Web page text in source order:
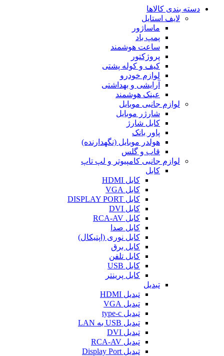
دسته بندی کالاها
لایف استایل
ماساژور
پمپ باد
ساعت هوشمند
پروژکتور
کیف و کوله پشتی
لوازم خودرو
آرایشی و بهداشتی
عینک هوشمند
لوازم جانبی موبایل
شارژر موبایل
کابل شارژ
پاور بانک
هولدر موبایل (نگهدارنده)
قاب و گلس
لوازم جانبی کامپیوتر و لپ تاپ
کابل
کابل HDMI
کابل VGA
کابل DISPLAY PORT
کابل DVI
کابل RCA-AV
کابل صدا
کابل نوری (اپتیکال)
کابل برق
کابل تلفن
کابل USB
کابل پرینتر
تبدیل
تبدیل HDMI
تبدیل VGA
تبدیل type-c
تبدیل USB به LAN
تبدیل DVI
تبدیل RCA-AV
تبدیل Display Port